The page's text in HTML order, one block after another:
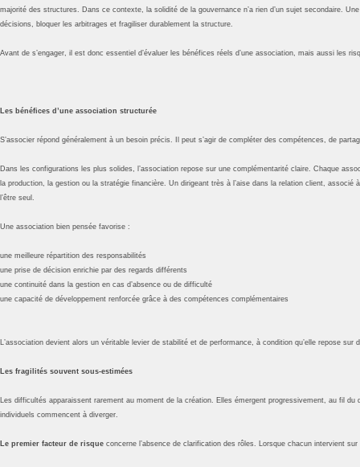
majorité des structures. Dans ce contexte, la solidité de la gouvernance n’a rien d’un sujet secondaire.
décisions, bloquer les arbitrages et fragiliser durablement la structure.
Avant de s’engager, il est donc essentiel d’évaluer les bénéfices réels d’une association, mais aussi les
Les bénéfices d’une association structurée
S’associer répond généralement à un besoin précis. Il peut s’agir de compléter des compétences, de
Dans les configurations les plus solides, l’association repose sur une complémentarité claire. Chaque
la production, la gestion ou la stratégie financière. Un dirigeant très à l’aise dans la relation client,
l’être seul.
Une association bien pensée favorise :
une meilleure répartition des responsabilités
une prise de décision enrichie par des regards différents
une continuité dans la gestion en cas d’absence ou de difficulté
une capacité de développement renforcée grâce à des compétences complémentaires
L’association devient alors un véritable levier de stabilité et de performance, à condition qu’elle repose sur
Les fragilités souvent sous-estimées
Les difficultés apparaissent rarement au moment de la création. Elles émergent progressivement, au fil
individuels commencent à diverger.
Le premier facteur de risque concerne l’absence de clarification des rôles. Lorsque chacun intervient